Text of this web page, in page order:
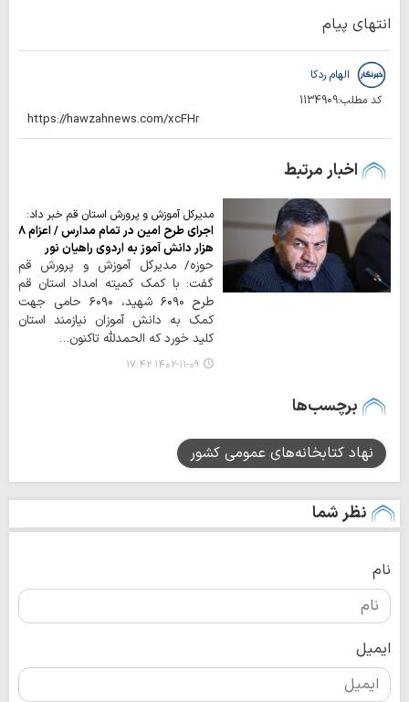
انتهای پیام
الهام ردکا
کد مطلب:1134909
اخبار مرتبط
مدیرکل آموزش و پرورش استان قم خبر داد:
اجرای طرح امین در تمام مدارس / اعزام ۸
هزار دانش آموز به اردوی راهیان نور
حوزه/ مدیرکل آموزش و پرورش قم
گفت: با کمک کمیته امداد استان قم
طرح ۶۰۹۰ شهید، ۶۰۹۰ حامی جهت
کمک به دانش آموزان نیازمند استان
کلید خورد که الحمدلله تاکنون…
۱۴۰۲-۱۱-۰۹ ۱۷:۴۲
برچسب‌ها
نهاد کتابخانه‌های عمومی کشور
نظر شما
نام
ایمیل